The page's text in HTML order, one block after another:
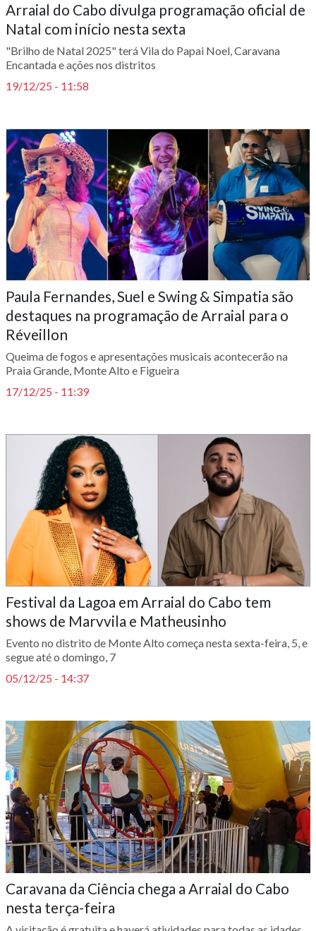
Arraial do Cabo divulga programação oficial de
Natal com início nesta sexta
"Brilho de Natal 2025" terá Vila do Papai Noel, Caravana
Encantada e ações nos distritos
19/12/25 - 11:58
Paula Fernandes, Suel e Swing & Simpatia são
destaques na programação de Arraial para o
Réveillon
Queima de fogos e apresentações musicais acontecerão na
Praia Grande, Monte Alto e Figueira
17/12/25 - 11:39
Festival da Lagoa em Arraial do Cabo tem
shows de Marvvila e Matheusinho
Evento no distrito de Monte Alto começa nesta sexta-feira, 5, e
segue até o domingo, 7
05/12/25 - 14:37
Caravana da Ciência chega a Arraial do Cabo
nesta terça-feira